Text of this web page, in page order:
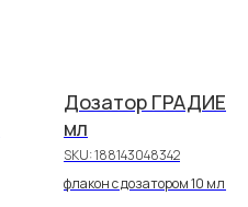
Дозатор
мл
SKU:188143048342
флакон с дозатором 10 мл |